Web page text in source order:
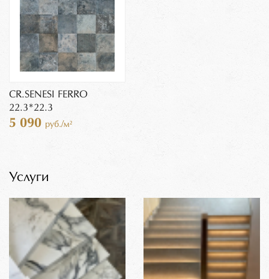
CR.SENESI FERRO
22.3*22.3
5 090 руб./м²
Услуги